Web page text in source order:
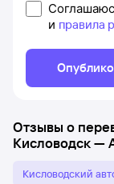
и правила
Отзывы о
Кисловодск—
Кисловодский